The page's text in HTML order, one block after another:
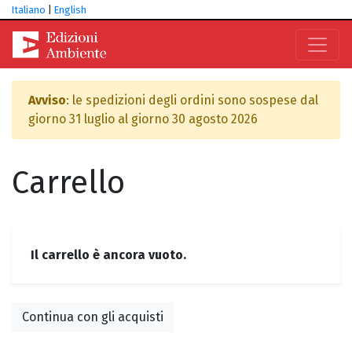
Italiano English
Avviso: le spedizioni degli ordini sono sospese dal
giorno 31 luglio al giorno 30 agosto 2026
Carrello
Il carrello è ancora vuoto.
Continua con gli acquisti